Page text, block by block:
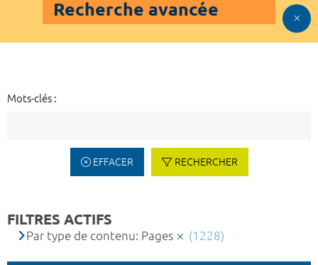
Recherche avancée
Mots-clés :
EFFACER RECHERCHER
FILTRES ACTIFS
Par type de contenu: Pages (1228)